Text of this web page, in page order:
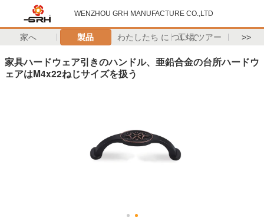
WENZHOU GRH MANUFACTURE CO.,LTD
家へ 製品 わたしたち に つい て工場 ツアー >>
家具ハードウェア引きのハンドル、亜鉛合金の台所ハードウ
ェアはM4x22ねじサイズを扱う